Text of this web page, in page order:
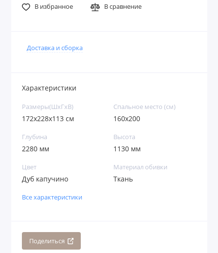
В избранное В сравнение
Доставка и сборка
Характеристики
Размеры(ШxГxВ)
172х228х113 см
Спальное место (см)
160х200
Глубина
2280 мм
Высота
1130 мм
Цвет
Дуб капучино
Материал обивки
Ткань
Все характеристики
Поделиться